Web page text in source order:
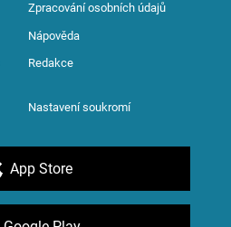
Zpracování osobních údajů
Nápověda
Redakce
Nastavení soukromí
App Store